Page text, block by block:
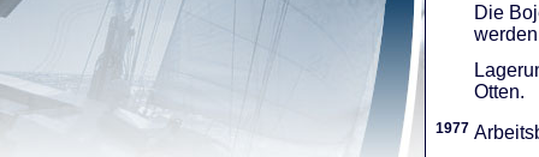
Die
Otten.
1977